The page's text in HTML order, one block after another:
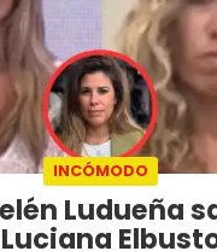
INCÓMODO
Ludueña